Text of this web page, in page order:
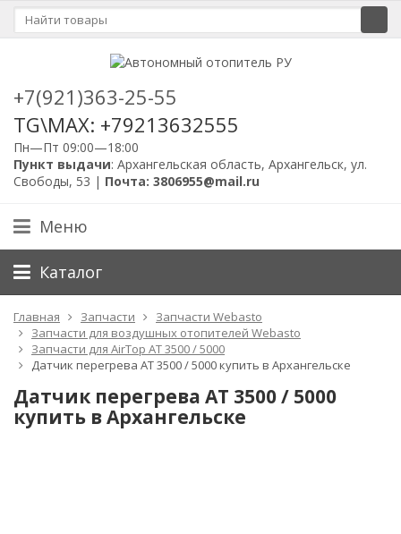
+7(921)363-25-55
TG\MAX: +79213632555
Пн—Пт 09:00—18:00
Пункт выдачи: Архангельская область, Архангельск, ул.
Свободы, 53 | Почта: 3806955@mail.ru
Меню
Каталог
Главная Запчасти
Запчасти Webasto
Запчасти для воздушных отопителей Webasto
Запчасти для AirTop AT 3500 / 5000
Датчик перегрева AT 3500 / 5000 купить в Архангельске
Датчик перегрева AT 3500 / 5000
купить в Архангельске